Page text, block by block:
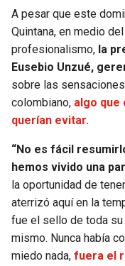
PACKERS
PANTHERS
SAINTS
BUCCANEERS
TIMBERWOLVES
JAZZ
A pesar que este
Quintana, en medio
profesionalismo, la
Eusebio Unzué,
sobre las
colombiano, algo que
querían evitar.
“No es fácil
hemos vivido una
la oportunidad de
aterrizó aquí en la
fue el sello de toda
mismo. Nunca había
miedo nada, fuera el